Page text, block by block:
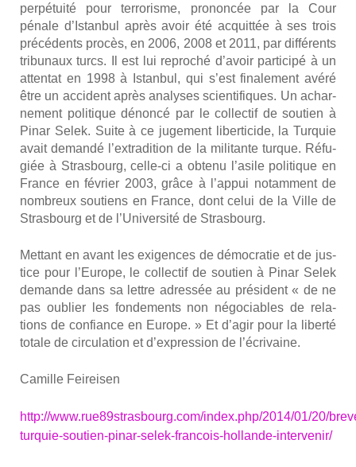
per­pé­tui­té pour ter­ro­risme, pro­non­cée par la Cour
pénale d’Istanbul après avoir été acquit­tée à ses trois
pré­cé­dents pro­cès, en 2006, 2008 et 2011, par dif­fé­rents
tri­bu­naux turcs. Il est lui repro­ché d’avoir par­ti­ci­pé à un
atten­tat en 1998 à Istan­bul, qui s’est fina­le­ment avé­ré
être un acci­dent après ana­lyses scien­ti­fiques. Un achar­
ne­ment poli­tique dénon­cé par le col­lec­tif de sou­tien à
Pinar Selek. Suite à ce juge­ment liber­ti­cide, la Tur­quie
avait deman­dé l’extradition de la mili­tante turque. Réfu­
giée à Stras­bourg, celle-ci a obte­nu l’asile poli­tique en
France en février 2003, grâce à l’appui notam­ment de
nom­breux sou­tiens en France, dont celui de la Ville de
Stras­bourg et de l’Université de Stras­bourg.
Met­tant en avant les exi­gences de démo­cra­tie et de jus­
tice pour l’Europe, le col­lec­tif de sou­tien à Pinar Selek
demande dans sa lettre adres­sée au pré­sident « de ne
pas oublier les fon­de­ments non négo­ciables de rela­
tions de confiance en Europe. » Et d’agir pour la liber­té
totale de cir­cu­la­tion et d’expression de l’écrivaine.
Camille Fei­rei­sen
http://www.rue89strasbourg.com/index.php/2014/01/20/
turquie-soutien-pinar-selek-francois-hollande-intervenir/